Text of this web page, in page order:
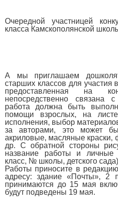
Очередной участницей
класса Камскополянской
А мы приглашаем
старших классов для участия
предоставленная на
непосредственно связана
работа должна быть
помощи взрослых, на
исполнения, выбор
за авторами, это может
акриловые, масляные
др. С обратной стороны
название работы и
класс, № школы, детского
Работы приносите в
адресу: здание «Почты», 2
принимаются до 15 мая
будут подведены 19 мая.